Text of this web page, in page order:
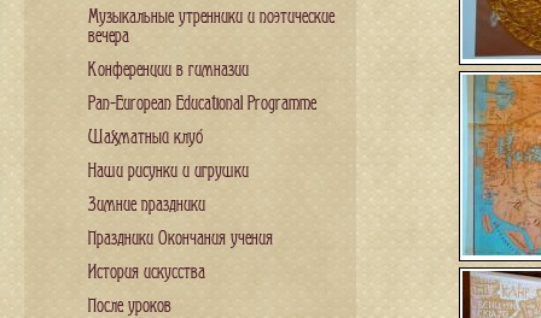
Музыкальные утренники и поэтические
вечера
Конференции в гимназии
Pan-European Educational Programme
Шахматный клуб
Наши рисунки и игрушки
Зимние праздники
Праздники Окончания учения
История искусства
После уроков